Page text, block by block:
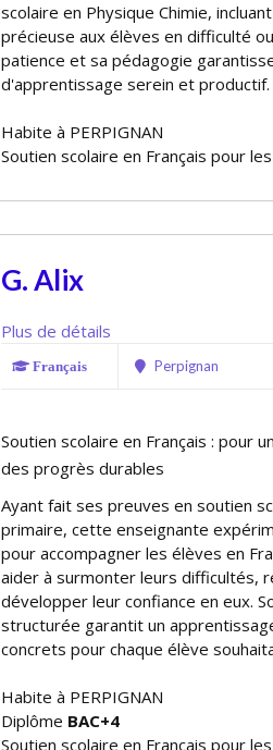
scolaire en Physique Chimie,
précieuse aux élèves en difficulté
patience et sa pédagogie
d'apprentissage serein et productif.
Habite à PERPIGNAN
Soutien scolaire en Français pour
G. Alix
Plus de détails
Français Perpignan
Soutien scolaire en Français : pour
des progrès durables
Ayant fait ses preuves en soutien
primaire, cette enseignante
pour accompagner les élèves en
aider à surmonter leurs difficultés,
développer leur confiance en eux.
structurée garantit un
concrets pour chaque élève
Habite à PERPIGNAN
Diplôme BAC+4
Soutien scolaire en Français pour